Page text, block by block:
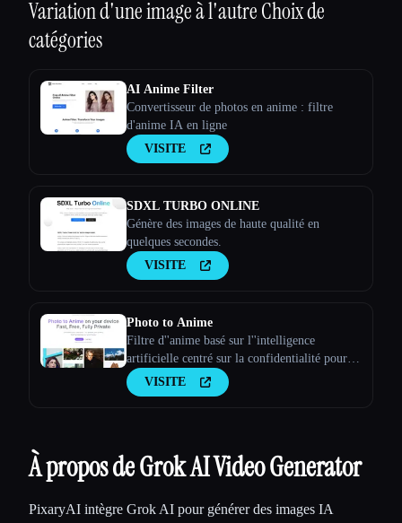
Variation d'une image à l'autreChoix de
catégories
AI Anime Filter
Convertisseur de photos en anime : filtre
d'anime IA en ligne
VISITE
SDXL TURBO ONLINE
Génère des images de haute qualité en
quelques secondes.
VISITE
Photo to Anime
Filtre d''anime basé sur l''intelligence
artificielle centré sur la confidentialité pour
Memory Keepers
VISITE
À propos de Grok AI Video Generator
PixaryAI intègre Grok AI pour générer des images IA